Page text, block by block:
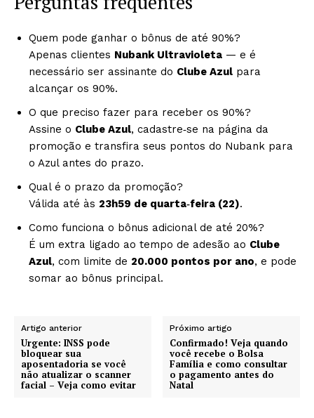
Quem pode ganhar o bônus de até 90%?
Apenas clientes Nubank Ultravioleta — e é
necessário ser assinante do Clube Azul para
alcançar os 90%.
O que preciso fazer para receber os 90%?
Assine o Clube Azul, cadastre‑se na página da
promoção e transfira seus pontos do Nubank para
o Azul antes do prazo.
Qual é o prazo da promoção?
Válida até às 23h59 de quarta‑feira (22).
Como funciona o bônus adicional de até 20%?
É um extra ligado ao tempo de adesão ao Clube
Azul, com limite de 20.000 pontos por ano, e pode
somar ao bônus principal.
Artigo anterior
Urgente: INSS pode
bloquear sua
aposentadoria se você
não atualizar o scanner
facial – Veja como evitar
Próximo artigo
Confirmado! Veja quando
você recebe o Bolsa
Família e como consultar
o pagamento antes do
Natal